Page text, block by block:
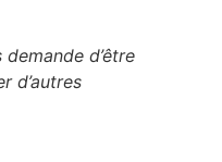
demande d’être
d’autres